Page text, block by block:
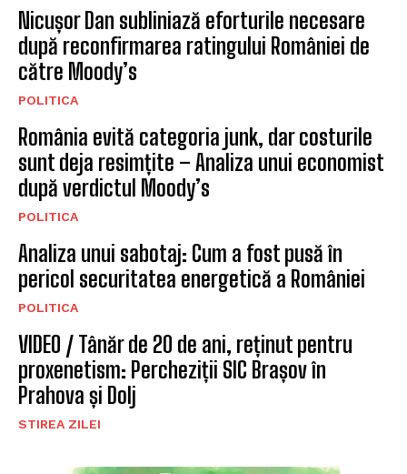
Nicușor Dan subliniază eforturile necesare
după reconfirmarea ratingului României de
către Moody’s
POLITICA
România evită categoria junk, dar costurile
sunt deja resimțite – Analiza unui economist
după verdictul Moody’s
POLITICA
Analiza unui sabotaj: Cum a fost pusă în
pericol securitatea energetică a României
POLITICA
VIDEO / Tânăr de 20 de ani, reținut pentru
proxenetism: Percheziții SIC Brașov în
Prahova și Dolj
STIREA ZILEI